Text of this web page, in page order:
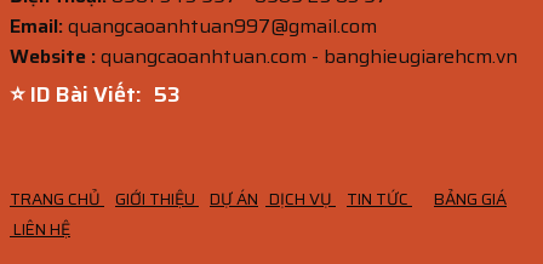
Email:quangcaoanhtuan997@gmail.com
Website :quangcaoanhtuan.com - banghieugiarehcm.vn
⭐ ID Bài Viết: 52
TRANG CHỦ GIỚI THIỆU DỰ ÁN DỊCH VỤ TIN TỨC
BẢNG GIÁ
LIÊN HỆ